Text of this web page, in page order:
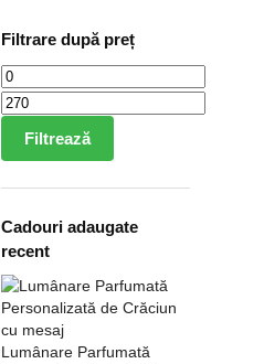
Filtrare după preț
Filtrează
Cadouri adaugate
recent
Lumânare Parfumată